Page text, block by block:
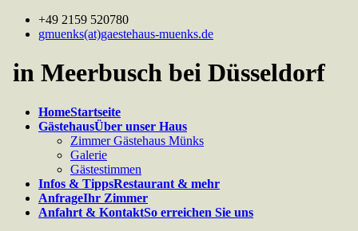
+49 2159 520780
gmuenks(at)gaestehaus-muenks.de
in Meerbusch bei Düsseldorf
HomeStartseite
GästehausÜber unser Haus
Zimmer Gästehaus Münks
Galerie
Gästestimmen
Infos & TippsRestaurant & mehr
AnfrageIhr Zimmer
Anfahrt & KontaktSo erreichen Sie uns